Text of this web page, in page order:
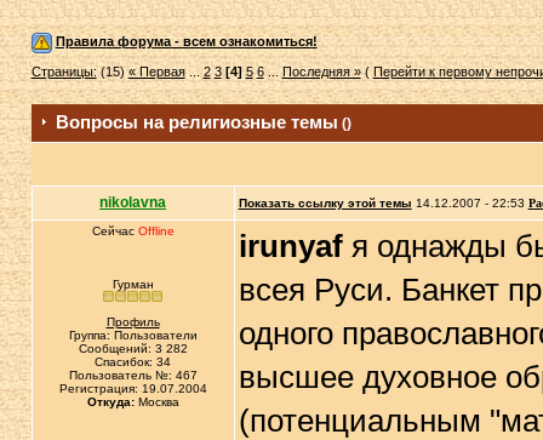
Правила форума - всем ознакомиться!
Страницы:(15)« Первая...2 3 [4] 5 6...Последняя »(Перейти к первому
Вопросы на религиозные темы ()
nikolavna Показать ссылку этой темы 14.12.2007 - 22:53
Сейчас Offline
Гурман
Профиль
Группа: Пользователи
Сообщений: 3 282
Спасибок: 34
Пользователь №: 467
Регистрация: 19.07.2004
Откуда:Москва
irunyafя однажды
всея Руси. Банкет
одного
высшее духовное
(потенциальным